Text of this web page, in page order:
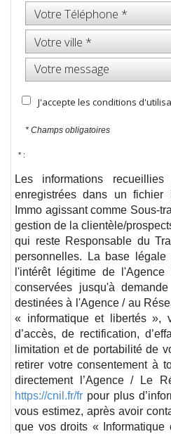
J'accepte les conditions
* Champs obligatoires
* :
Les informations
enregistrées dans un
Immo agissant comme Sous-
gestion de la clientèle/
qui reste Responsable du
personnelles. La base
l'intérêt légitime de
conservées jusqu'à
destinées à l'Agence / au
« informatique et libertés »,
d’accès, de rectification,
limitation et de portabilité de
retirer votre consentement à
directement l’Agence / Le
https://cnil.fr/fr pour plus
vous estimez, après avoir
que vos droits «